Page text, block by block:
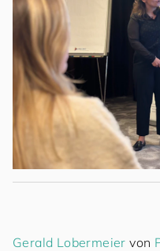
Gerald Lobermeier von